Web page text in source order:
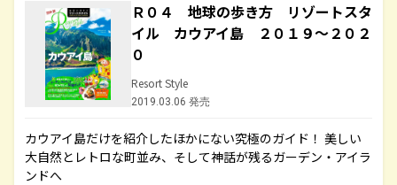
Ｒ０４ 地球の歩き方 リゾートスタ
イル カウアイ島 ２０１９～２０２
０
Resort Style
2019.03.06 発売
カウアイ島だけを紹介したほかにない究極のガイド！ 美しい
大自然とレトロな町並み、そして神話が残るガーデン・アイラ
ンドへ